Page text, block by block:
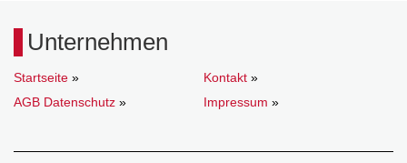
Unternehmen
Startseite » Kontakt »
AGB Datenschutz » Impressum »